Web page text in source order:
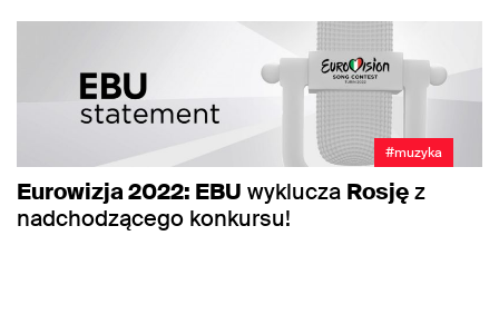
#muzyka
Eurowizja 2022: EBU wyklucza Rosjęz
nadchodzącego konkursu!